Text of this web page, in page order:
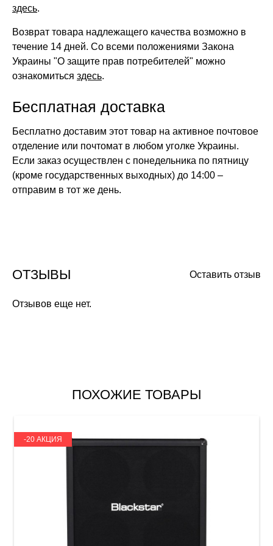
здесь.
Возврат товара надлежащего качества возможно в
течение 14 дней. Со всеми положениями Закона
Украины "О защите прав потребителей" можно
ознакомиться здесь.
Бесплатная доставка
Бесплатно доставим этот товар на активное почтовое
отделение или почтомат в любом уголке Украины.
Если заказ осуществлен с понедельника по пятницу
(кроме государственных выходных) до 14:00 –
отправим в тот же день.
Оставить отзыв
ОТЗЫВЫ
Отзывов еще нет.
ПОХОЖИЕ ТОВАРЫ
-20 АКЦИЯ